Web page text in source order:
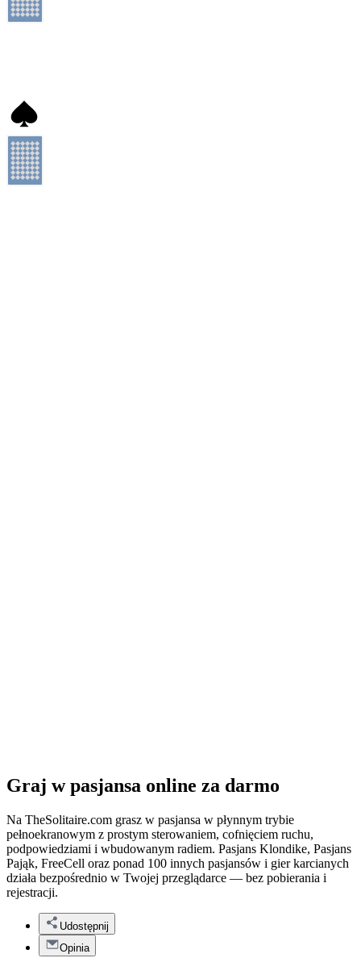
Graj w pasjansa online za darmo
Na TheSolitaire.com grasz w pasjansa w płynnym trybie
pełnoekranowym z prostym sterowaniem, cofnięciem ruchu,
podpowiedziami i wbudowanym radiem. Pasjans Klondike, Pasjans
Pająk, FreeCell oraz ponad 100 innych pasjansów i gier karcianych
działa bezpośrednio w Twojej przeglądarce — bez pobierania i
rejestracji.
Udostępnij
Opinia